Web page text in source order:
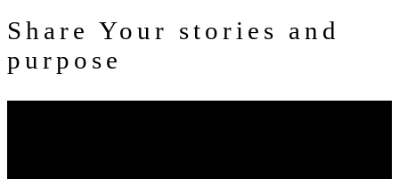
Share Your stories and
purpose